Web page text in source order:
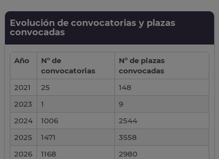
Evolución de convocatorias y plazas
convocadas
Año
Nº de
convocatorias
Nº de plazas
convocadas
2021
25
148
2023
1
9
2024
1006
2544
2025
1471
3558
2026
1168 2980